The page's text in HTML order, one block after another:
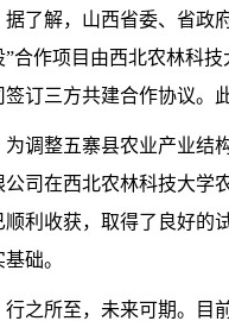
据了解，山西省委、省政
”合作项目由西北农林科
签订三方共建合作协议。
为调整五寨县农业产业结
公司在西北农林科技大学
顺利收获，取得了良好的
础。
行之所至，未来可期。目